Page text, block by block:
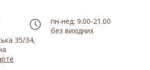
пн-нед: 9.00-21.00
без вихідних
35/34,